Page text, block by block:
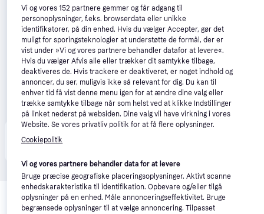
Produktet fås også hos
kunde i denne kategori.
Relaterede produkter
Se vores forslag til andre produkter, der matcher dine
Vi og vores 152 partnere gemmer og får adgang til
personoplysninger, f.eks. browserdata eller unikke
identifikatorer, på din enhed. Hvis du vælger Accepter, gør det
muligt for sporingsteknologier at understøtte de formål, der er
vist under »Vi og vores partnere behandler datafor at levere«.
Hvis du vælger Afvis alle eller trækker dit samtykke tilbage,
deaktiveres de. Hvis trackere er deaktiveret, er noget indhold og
annoncer, du ser, muligvis ikke så relevant for dig. Du kan til
enhver tid få vist denne menu igen for at ændre dine valg eller
trække samtykke tilbage når som helst ved at klikke Indstillinger
på linket nederst på websiden. Dine valg vil have virkning i vores
Website. Se vores privatliv politik for at få flere oplysninger.
Cookiepolitik
Vi og vores partnere behandler data for at levere
Bruge præcise geografiske placeringsoplysninger. Aktivt scanne
enhedskarakteristika til identifikation. Opbevare og/eller tilgå
oplysninger på en enhed. Måle annonceringseffektivitet. Bruge
begrænsede oplysninger til at vælge annoncering. Tilpasset